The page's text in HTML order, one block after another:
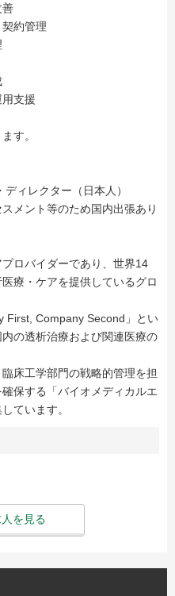
善
約管理
支援
す。
ィレクター（日本人）
メント等のため国内出張あり
ロバイダーであり、世界14
療・ケアを提供しているグロ
First, Company Second」とい
の透析治療および関連医療の
床工学部門の戦略的管理を担
保する「バイオメディカルエ
ています。
を見る